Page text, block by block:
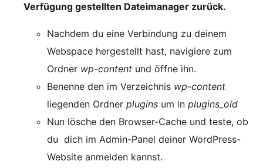
Verfügung gestellten Dateimanager zurück.
Nachdem du eine Verbindung zu deinem
Webspace hergestellt hast, navigiere zum
Ordner wp-content und öffne ihn.
Benenne den im Verzeichnis wp-content
liegenden Ordner plugins um in plugins_old
Nun lösche den Browser-Cache und teste, ob
du dich im Admin-Panel deiner WordPress-
Website anmelden kannst.